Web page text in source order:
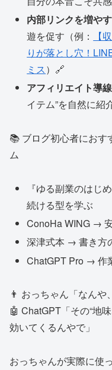
内部リンクを増やす
遊を促す（例：
【
りが落とし穴！
ミス）🔗
アフィリエイト導
イテム”を自然に紹
📚 ブログ初心者におす
ム
『ゆる副業のはじ
続ける型を学ぶ
ConoHa WING →
深津式本 → 書き方
ChatGPT Pro → 作
👨 おっちゃん「なんや
🤖 ChatGPT「その“地
効いてくるんやで」
おっちゃんが実際に使